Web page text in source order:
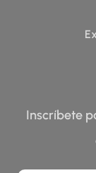
Inscríbete